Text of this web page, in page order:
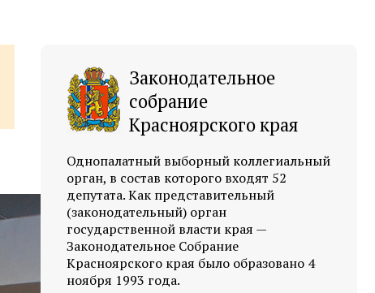
Законодательное
собрание
Красноярского края
Однопалатный выборный коллегиальный
орган, в состав которого входят 52
депутата. Как представительный
(законодательный) орган
государственной власти края —
Законодательное Собрание
Красноярского края было образовано 4
ноября 1993 года.